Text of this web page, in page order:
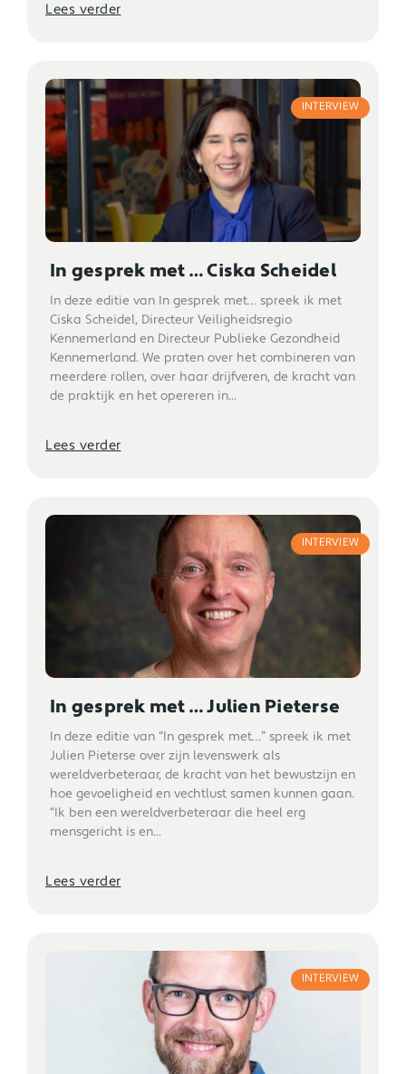
Lees verder
INTERVIEW
In gesprek met … Ciska Scheidel
In deze editie van In gesprek met… spreek ik met
Ciska Scheidel, Directeur Veiligheidsregio
Kennemerland en Directeur Publieke Gezondheid
Kennemerland. We praten over het combineren van
meerdere rollen, over haar drijfveren, de kracht van
de praktijk en het opereren in...
Lees verder
INTERVIEW
In gesprek met … Julien Pieterse
In deze editie van “In gesprek met…” spreek ik met
Julien Pieterse over zijn levenswerk als
wereldverbeteraar, de kracht van het bewustzijn en
hoe gevoeligheid en vechtlust samen kunnen gaan.
“Ik ben een wereldverbeteraar die heel erg
mensgericht is en...
Lees verder
INTERVIEW